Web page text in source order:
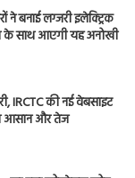
ने बनाई लग्जरी इलेक्ट्रिक
के साथ आएगी यह अनोखी
IRCTC की नई वेबसाइट
आसान और तेज